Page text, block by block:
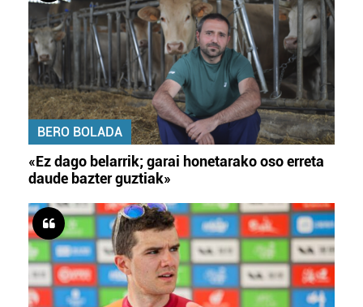
BERO BOLADA
«Ez dago belarrik; garai honetarako oso erreta
daude bazter guztiak»